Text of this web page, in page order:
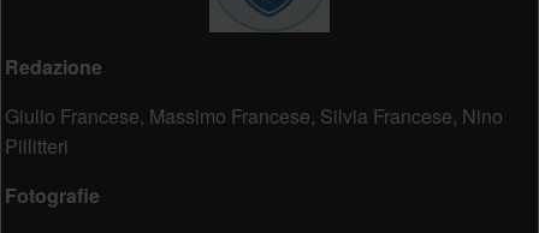
Redazione
Giulio Francese, Massimo Francese, Silvia Francese, Nino
Pillitteri
Fotografie